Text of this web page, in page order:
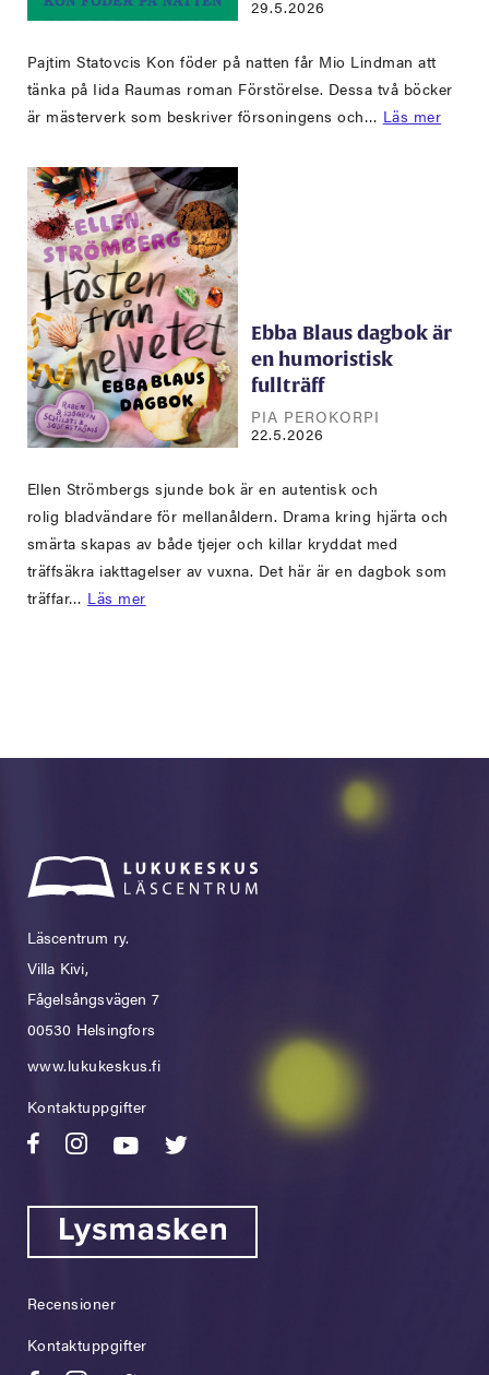
29.5.2026
Pajtim Statovcis Kon föder på natten får Mio Lindman att
tänka på Iida Raumas roman Förstörelse. Dessa två böcker
är mästerverk som beskriver försoningens och… Läs mer
Ebba Blaus dagbok är
en humoristisk
fullträff
PIA PEROKORPI
22.5.2026
Ellen Strömbergs sjunde bok är en autentisk och
rolig bladvändare för mellanåldern. Drama kring hjärta och
smärta skapas av både tjejer och killar kryddat med
träffsäkra iakttagelser av vuxna. Det här är en dagbok som
träffar… Läs mer
Läscentrum ry.
Villa Kivi,
Fågelsångsvägen 7
00530 Helsingfors
www.lukukeskus.fi
Kontaktuppgifter
Recensioner
Kontaktuppgifter